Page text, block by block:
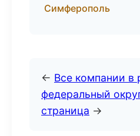
Симферополь
← Все компании
федеральный
страница →